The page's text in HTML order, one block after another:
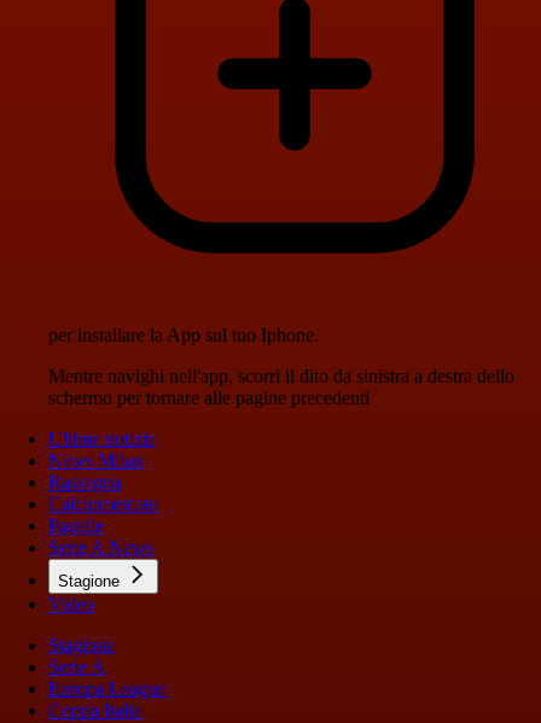
per installare la App sul tuo Iphone.
Mentre navighi nell'app, scorri il dito da sinistra a destra dello
schermo per tornare alle pagine precedenti
Ultime notizie
News Milan
Rassegna
Calciomercato
Pagelle
Serie A News
Stagione
Video
Stagione
Serie A
Europa League
Coppa Italia